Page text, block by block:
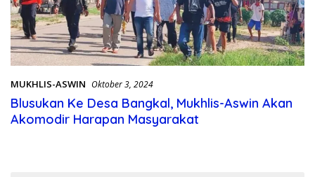
MUKHLIS-ASWIN Oktober 3, 2024
Blusukan Ke Desa Bangkal, Mukhlis-Aswin Akan
Akomodir Harapan Masyarakat